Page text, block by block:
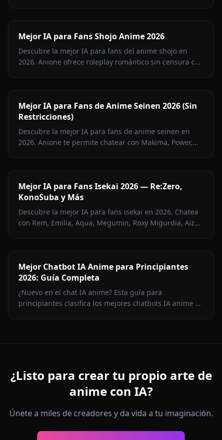
Mejor IA para Fans Shojo Anime 2026
Descubre la mejor IA para fans del anime shojo en
2026. Anione ofrece roleplay romántico sin censura con
Mejor IA para Fans de Anime Seinen 2026 (Sin
Restricciones)
Descubre la mejor IA para fans de anime seinen en
2026. Anione te permite chatear con Makima, Power,
Mejor IA para Fans Isekai 2026 — Re:Zero,
KonoSuba y Más
Descubre la mejor IA para fans isekai en 2026. Chatea
con Rem, Emilia, Aqua, Megumin, Roxy Migurdia, Aiz
Mejor Chatbot IA Anime para Principiantes
2026: Guía Completa
¿Nuevo en el chat IA anime? Esta guía para
principiantes clasifica los mejores chatbots IA anime de
¿Listo para crear tu propio arte de
anime con IA?
Únete a miles de creadores y da vida a tu imaginación.